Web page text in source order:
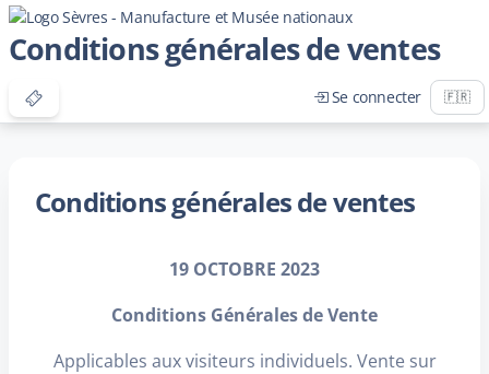
Conditions générales de ventes
Se connecter
Conditions générales de ventes
19 OCTOBRE 2023
Conditions Générales de Vente
Applicables aux visiteurs individuels. Vente sur